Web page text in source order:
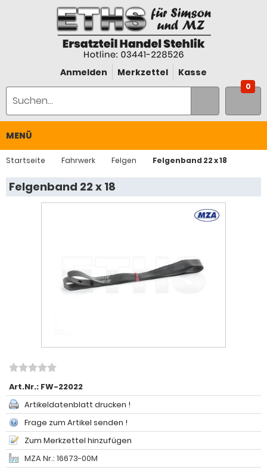
Anmelden Merkzettel Kasse
0
MENÜ
Startseite Fahrwerk Felgen Felgenband 22 x 18
Felgenband 22 x 18
Art.Nr.: FW-22022
Artikeldatenblatt drucken !
Frage zum Artikel senden !
Zum Merkzettel hinzufügen
MZA Nr.: 16673-00M